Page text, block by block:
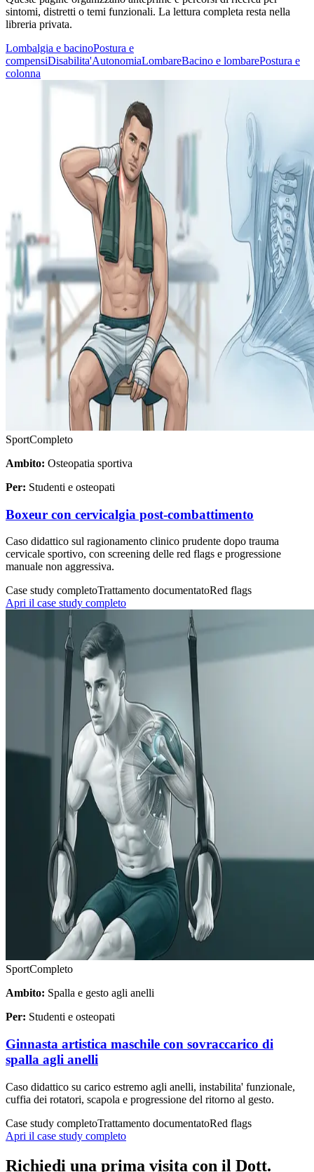
sintomi, distretti o temi funzionali. La lettura completa resta nella
libreria privata.
Lombalgia e bacinoPostura e
compensiDisabilita'AutonomiaLombareBacino e lombarePostura e
colonna
SportCompleto
Ambito: Osteopatia sportiva
Per: Studenti e osteopati
Boxeur con cervicalgia post-combattimento
Caso didattico sul ragionamento clinico prudente dopo trauma
cervicale sportivo, con screening delle red flags e progressione
manuale non aggressiva.
Case study completoTrattamento documentatoRed flags
Apri il case study completo
SportCompleto
Ambito: Spalla e gesto agli anelli
Per: Studenti e osteopati
Ginnasta artistica maschile con sovraccarico di
spalla agli anelli
Caso didattico su carico estremo agli anelli, instabilita' funzionale,
cuffia dei rotatori, scapola e progressione del ritorno al gesto.
Case study completoTrattamento documentatoRed flags
Apri il case study completo
Richiedi una prima visita con il Dott.